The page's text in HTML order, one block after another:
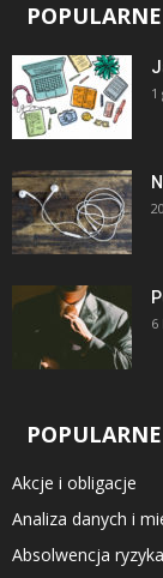
1
6
Akcje i obligacje
Analiza danych i
Absolwencja ryzyka